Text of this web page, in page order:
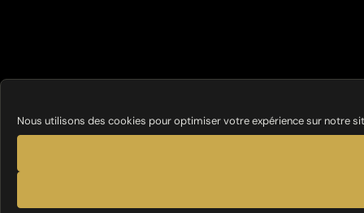
Nous utilisons des cookies pour optimiser votre expérience sur notre